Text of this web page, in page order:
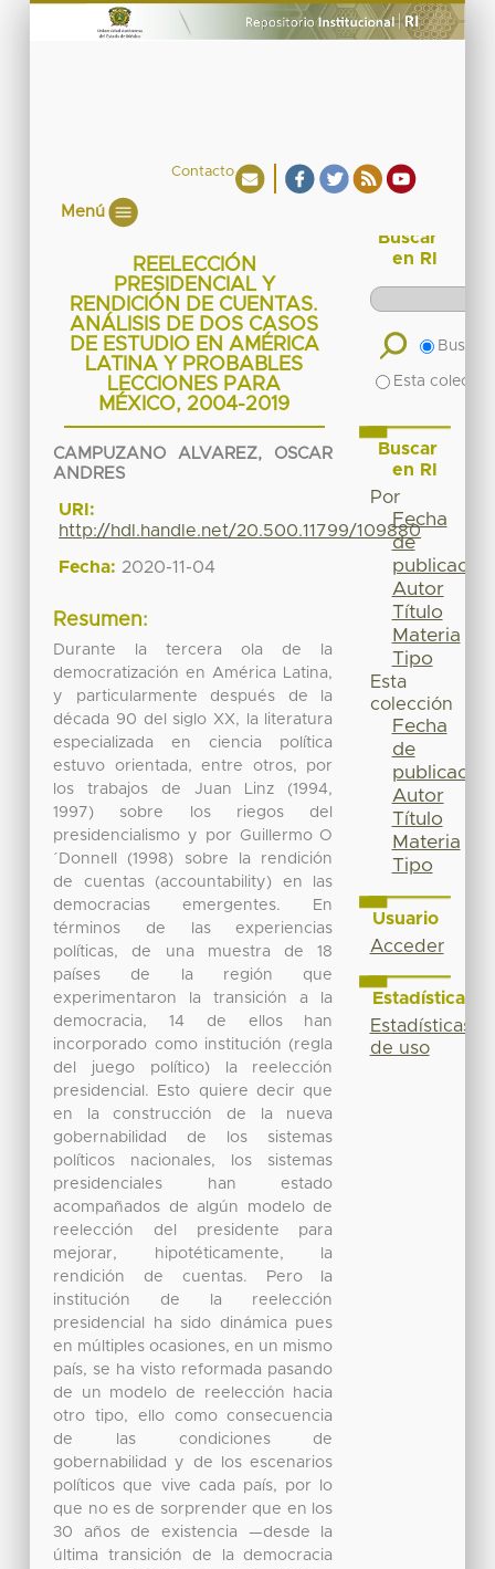
Contacto
Menú
REELECCIÓN
PRESIDENCIAL Y
RENDICIÓN DE CUENTAS.
ANÁLISIS DE DOS CASOS
DE ESTUDIO EN AMÉRICA
LATINA Y PROBABLES
LECCIONES PARA
MÉXICO, 2004-2019
CAMPUZANO ALVAREZ, OSCAR
ANDRES
URI:
http://hdl.handle.net/20.500.11799/109880
Fecha: 2020-11-04
Resumen:
Durante la tercera ola de la
democratización en América Latina,
y particularmente después de la
década 90 del siglo XX, la literatura
especializada en ciencia política
estuvo orientada, entre otros, por
los trabajos de Juan Linz (1994,
1997) sobre los riegos del
presidencialismo y por Guillermo O
´Donnell (1998) sobre la rendición
de cuentas (accountability) en las
democracias emergentes. En
términos de las experiencias
políticas, de una muestra de 18
países de la región que
experimentaron la transición a la
democracia, 14 de ellos han
incorporado como institución (regla
del juego político) la reelección
presidencial. Esto quiere decir que
en la construcción de la nueva
gobernabilidad de los sistemas
políticos nacionales, los sistemas
presidenciales han estado
acompañados de algún modelo de
reelección del presidente para
mejorar, hipotéticamente, la
rendición de cuentas. Pero la
institución de la reelección
presidencial ha sido dinámica pues
en múltiples ocasiones, en un mismo
país, se ha visto reformada pasando
de un modelo de reelección hacia
otro tipo, ello como consecuencia
de las condiciones de
gobernabilidad y de los escenarios
políticos que vive cada país, por lo
que no es de sorprender que en los
30 años de existencia —desde la
última transición de la democracia
Buscar
en RI
Buscar
Esta
Buscar
en RI
Por
Fecha
de
publicación
Autor
Título
Materia
Tipo
Esta
colección
Fecha
de
publicación
Autor
Título
Materia
Tipo
Usuario
Acceder
Estadísticas
Estadísticas
de uso